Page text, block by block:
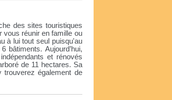
des sites touristiques
vous réunir en famille ou
à lui tout seul puisqu'au
bâtiments. Aujourd’hui,
et rénovés
de 11 hectares. Sa
également de